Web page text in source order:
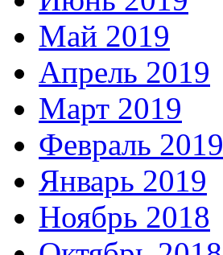
Май 2019
Апрель 2019
Март 2019
Февраль 2019
Январь 2019
Ноябрь 2018